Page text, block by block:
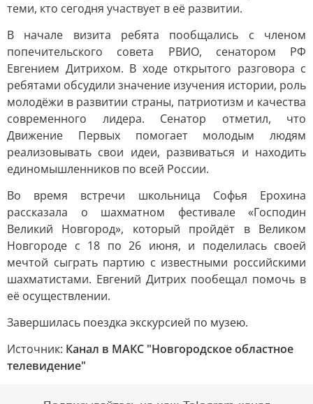
теми, кто сегодня участвует в её развитии.
В начале визита ребята пообщались с членом
попечительского совета РВИО, сенатором РФ
Евгением Дитрихом. В ходе открытого разговора с
ребятами обсудили значение изучения истории, роль
молодёжи в развитии страны, патриотизм и качества
современного лидера. Сенатор отметил, что
Движение Первых помогает молодым людям
реализовывать свои идеи, развиваться и находить
единомышленников по всей России.
Во время встречи школьница Софья Ерохина
рассказала о шахматном фестивале «Господин
Великий Новгород», который пройдёт в Великом
Новгороде с 18 по 26 июня, и поделилась своей
мечтой сыграть партию с известными российскими
шахматистами. Евгений Дитрих пообещал помочь в
её осуществлении.
Завершилась поездка экскурсией по музею.
Источник: Канал в МАКС "Новгородское областное
телевидение"